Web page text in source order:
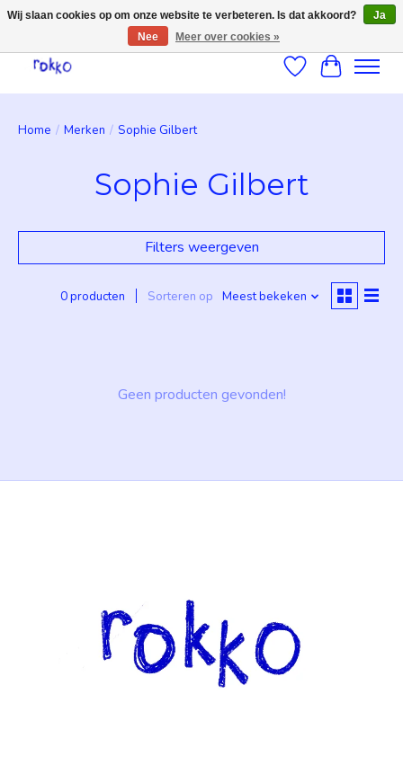
Verlanglijst
Home / Merken / Sophie Gilbert
Sophie Gilbert
Filters weergeven
0 producten Sorteren op Meest bekeken
Geen producten gevonden!
Wij slaan cookies op om onze website te verbeteren. Is dat akkoord?
Ja
Nee
Meer over cookies »